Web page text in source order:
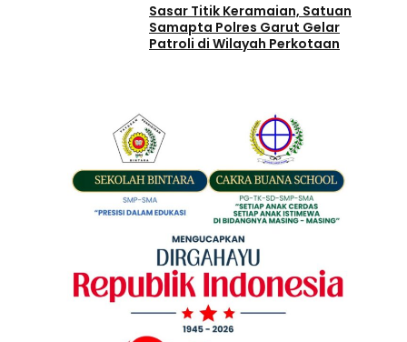
Sasar Titik Keramaian, Satuan
Samapta Polres Garut Gelar
Patroli di Wilayah Perkotaan